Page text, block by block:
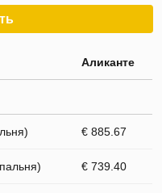
Аликанте
€ 885.67
€ 739.40